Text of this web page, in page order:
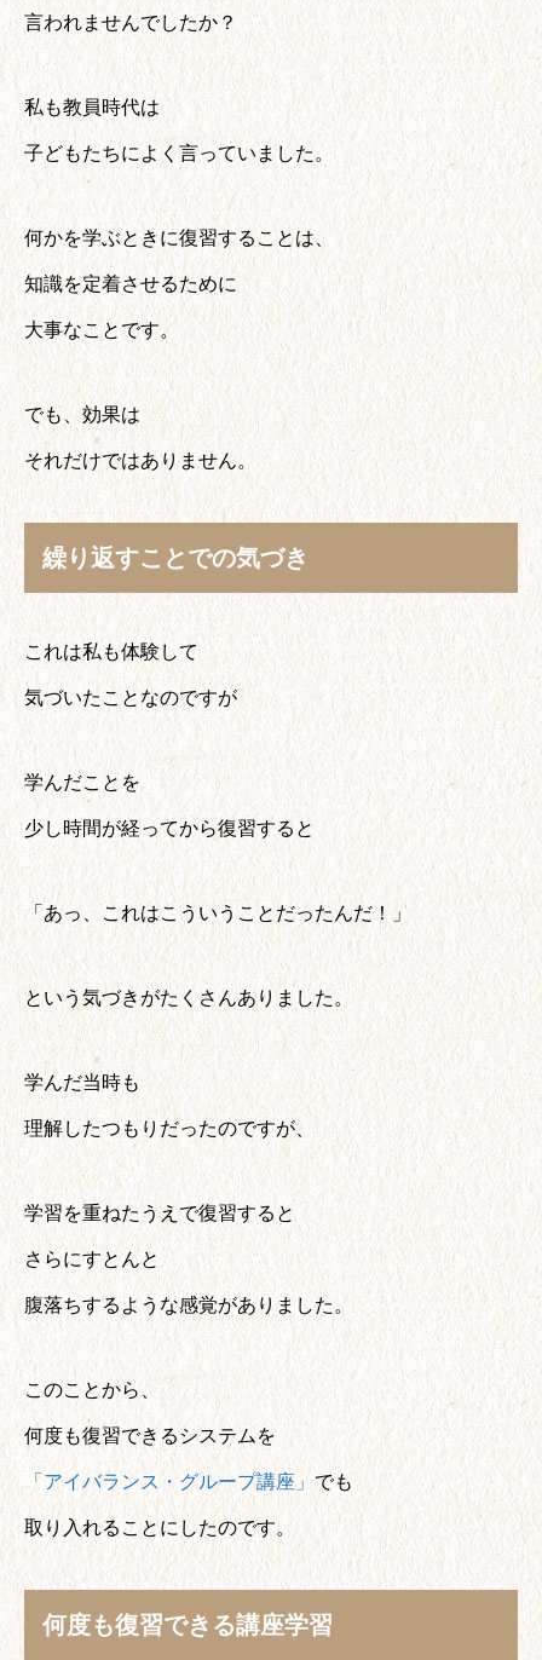
言われませんでしたか？
私も教員時代は
子どもたちによく言っていました。
何かを学ぶときに復習することは、
知識を定着させるために
大事なことです。
でも、効果は
それだけではありません。
繰り返すことでの気づき
これは私も体験して
気づいたことなのですが
学んだことを
少し時間が経ってから復習すると
「あっ、これはこういうことだったんだ！」
という気づきがたくさんありました。
学んだ当時も
理解したつもりだったのですが、
学習を重ねたうえで復習すると
さらにすとんと
腹落ちするような感覚がありました。
このことから、
何度も復習できるシステムを
「アイバランス・グループ講座」 でも
取り入れることにしたのです。
何度も復習できる講座学習